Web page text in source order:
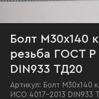
Болт М30х140
резьба ГОСТ
DIN933 ТД20
Артикул: Болт М30х140
ИСО 4017-2013 DIN933